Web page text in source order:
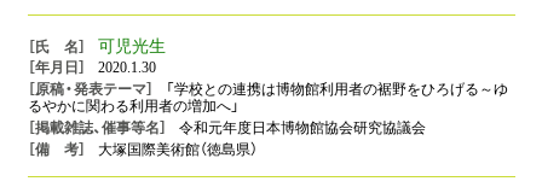
可児光生
2020.1.30
「学校との連携は博物館利用者の裾野をひろげる～ゆ
るやかに関わる利用者の増加へ」
令和元年度日本博物館協会研究協議会
大塚国際美術館（徳島県）